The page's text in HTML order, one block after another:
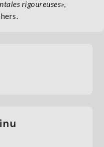
rigoureuses»,